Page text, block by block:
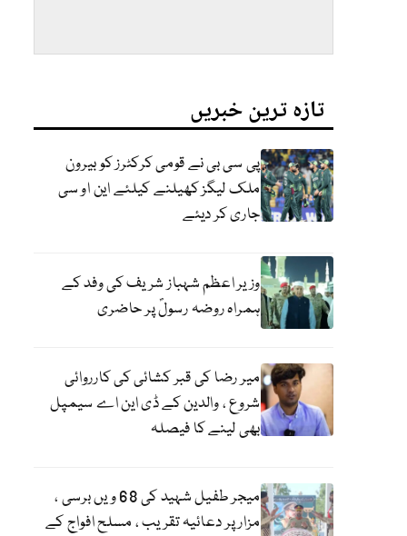
تازہ ترین خبریں
پی سی بی نے قومی کرکٹرز کو بیرون
ملک لیگز کھیلنے کیلئے این او سی
جاری کر دیئے
وزیر اعظم شہباز شریف کی وفد کے
ہمراہ روضہ رسولؐ پر حاضری
میر رضا کی قبر کشائی کی کارروائی
شروع ، والدین کے ڈی این اے سیمپل
بھی لینے کا فیصلہ
میجر طفیل شہید کی 68 ویں برسی ،
مزار پر دعائیہ تقریب ، مسلح افواج کے